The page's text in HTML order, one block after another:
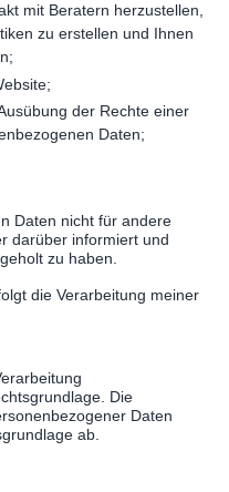
mit Beratern herzustellen,
zu erstellen und Ihnen
der Rechte einer
Daten;
Daten nicht für andere
darüber informiert und
zu haben.
die Verarbeitung meiner
Die
Daten
ab.